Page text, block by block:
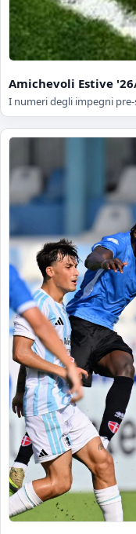
Amichevoli Estive
I numeri degli impegni pre-